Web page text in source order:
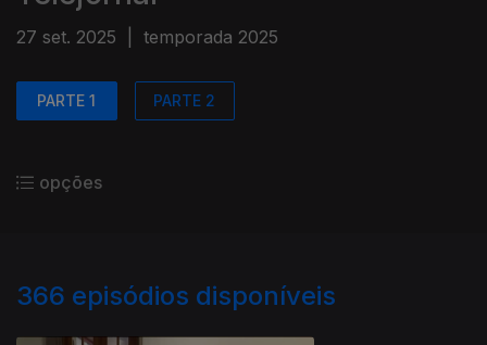
27 set. 2025 temporada 2025
PARTE 1 PARTE 2
opções
366 episódios disponíveis